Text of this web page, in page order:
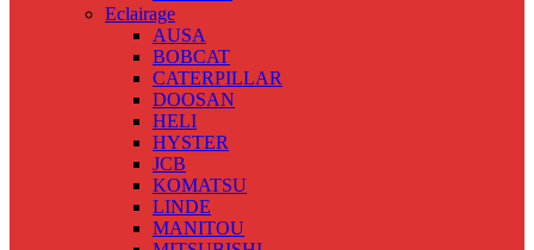
Eclairage
AUSA
BOBCAT
CATERPILLAR
DOOSAN
HELI
HYSTER
JCB
KOMATSU
LINDE
MANITOU